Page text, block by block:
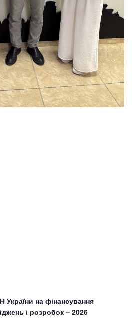
України на фінансування
і розробок – 2026